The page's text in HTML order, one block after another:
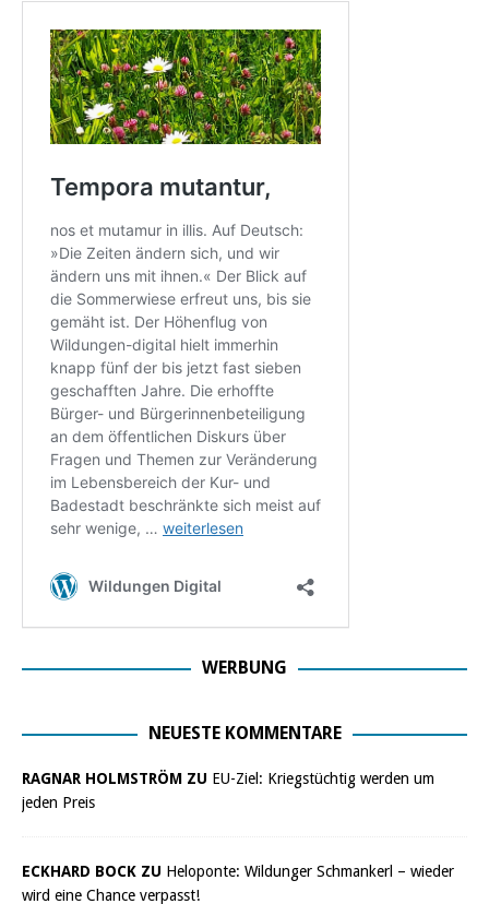
WERBUNG
NEUESTE KOMMENTARE
RAGNAR HOLMSTRÖM ZU EU-Ziel: Kriegstüchtig werden um
jeden Preis
ECKHARD BOCK ZU Heloponte: Wildunger Schmankerl – wieder
wird eine Chance verpasst!